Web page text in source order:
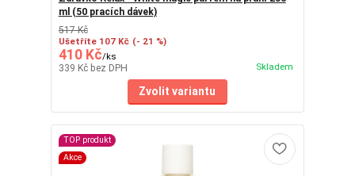
ml (50 pracích dávek)
517 Kč
Ušetříte 107 Kč (- 21 %)
410 Kč/ks
339 Kč bez DPH Skladem
Zvolit variantu
TOP produkt
Akce